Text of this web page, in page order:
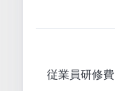
従業員研修費